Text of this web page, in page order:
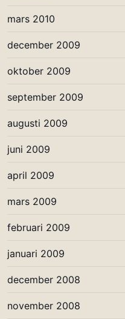
mars 2010
december 2009
oktober 2009
september 2009
augusti 2009
juni 2009
april 2009
mars 2009
februari 2009
januari 2009
december 2008
november 2008